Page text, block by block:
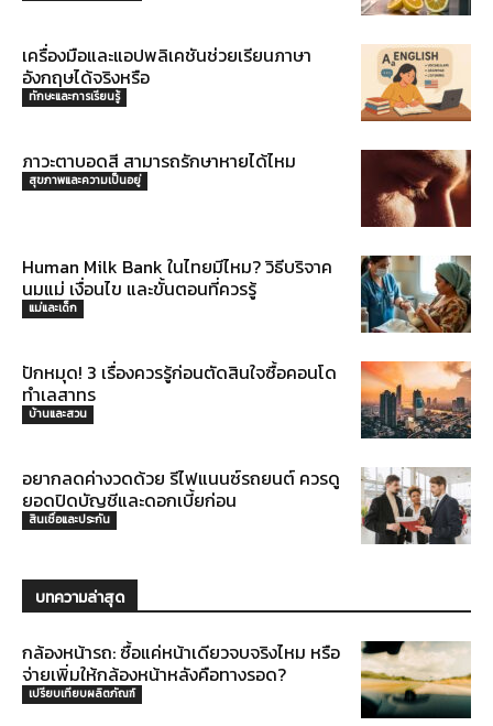
เครื่องมือและแอปพลิเคชันช่วยเรียนภาษา
อังกฤษได้จริงหรือ
ทักษะและการเรียนรู้
ภาวะตาบอดสี สามารถรักษาหายได้ไหม
สุขภาพและความเป็นอยู่
Human Milk Bank ในไทยมีไหม? วิธีบริจาค
นมแม่ เงื่อนไข และขั้นตอนที่ควรรู้
แม่และเด็ก
ปักหมุด! 3 เรื่องควรรู้ก่อนตัดสินใจซื้อคอนโด
ทำเลสาทร
บ้านและสวน
อยากลดค่างวดด้วย รีไฟแนนซ์รถยนต์ ควรดู
ยอดปิดบัญชีและดอกเบี้ยก่อน
สินเชื่อและประกัน
บทความล่าสุด
กล้องหน้ารถ: ซื้อแค่หน้าเดียวจบจริงไหม หรือ
จ่ายเพิ่มให้กล้องหน้าหลังคือทางรอด?
เปรียบเทียบผลิตภัณฑ์